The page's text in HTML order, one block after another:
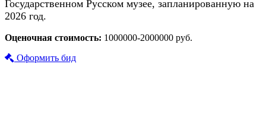
Государственном Русском музее, запланированную на
2026 год.
Оценочная стоимость: 1000000-2000000 руб.
Оформить бид